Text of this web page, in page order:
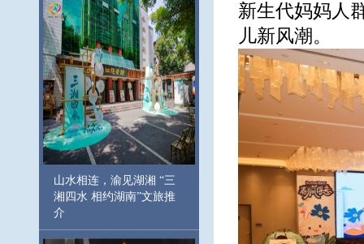
山水相连，渝见湖湘 “三
湘四水 相约湖南”文旅推
介
新生代妈妈人
儿新风潮。